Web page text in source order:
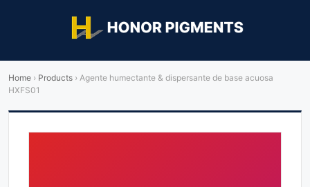
Home › Products › Agente humectante & dispersante de base acuosa
HXFS01